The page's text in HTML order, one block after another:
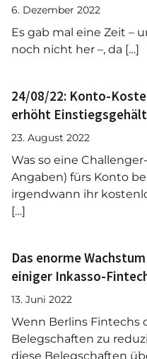
6. Dezember 2022
Es gab mal eine Zeit –
noch nicht her –, da […]
24/08/22: Konto-
erhöht
23. August 2022
Was so eine
Angaben) fürs Konto
irgendwann ihr
[…]
Das enorme
einiger Inkasso-
13. Juni 2022
Wenn Berlins Fintechs
Belegschaften zu
diese Belegschaften